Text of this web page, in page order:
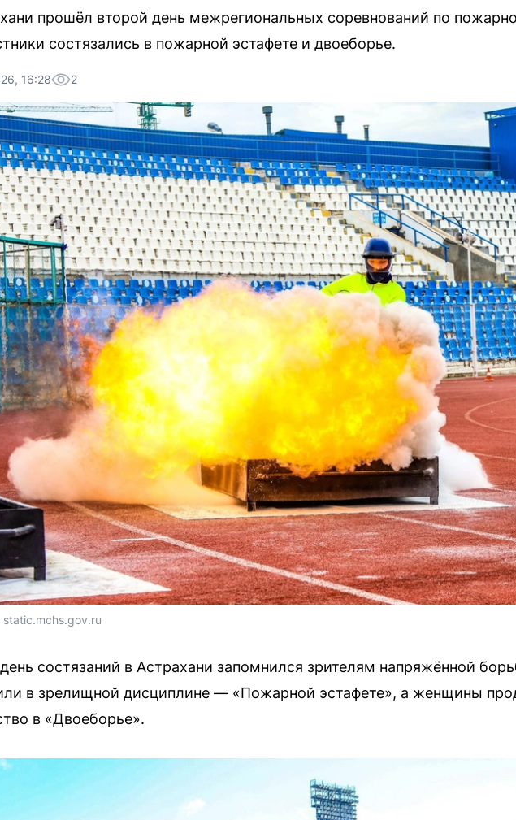
прошёл второй день межрегиональных соревнований по
состязались в пожарной эстафете и двоеборье.
16:28 2
static.mchs.gov.ru
состязаний в Астрахани запомнился зрителям напряжённой
в зрелищной дисциплине — «Пожарной эстафете», а женщины
в «Двоеборье».